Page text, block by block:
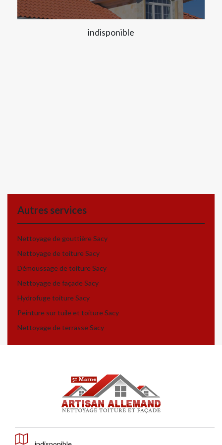
indisponible
Autres services
Nettoyage de gouttière Sacy
Nettoyage de toiture Sacy
Démoussage de toiture Sacy
Nettoyage de façade Sacy
Hydrofuge toiture Sacy
Peinture sur tuile et toiture Sacy
Nettoyage de terrasse Sacy